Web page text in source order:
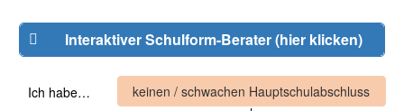
Interaktiver Schulform-Berater (hier klicken)
Ich habe…